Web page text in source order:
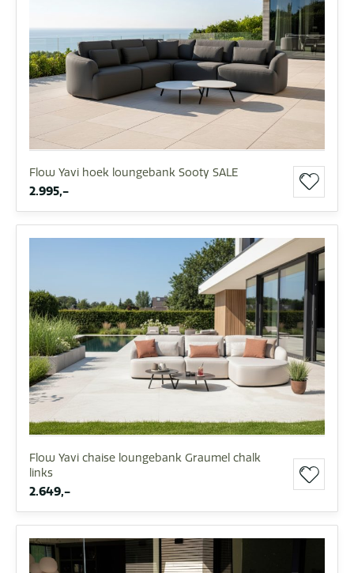
Flow Yavi hoek loungebank Sooty SALE
2.995,-
Flow Yavi chaise loungebank Graumel chalk
links
2.649,-